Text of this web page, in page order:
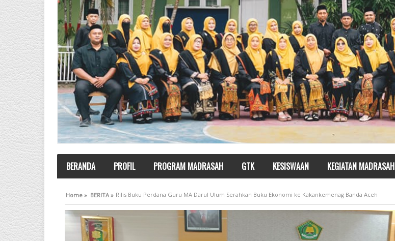
BERANDA PROFIL PROGRAM MADRASAH GTK KESISWAAN KEGIATAN MADRASAH
Home » BERITA » Rilis Buku Perdana Guru MA Darul Ulum Serahkan Buku Ekonomi ke Kakankemenag Banda Aceh